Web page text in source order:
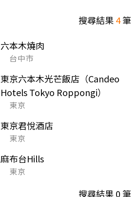
搜尋結果4筆
六本木燒肉
台中市
東京六本木光芒飯店（Candeo
Hotels Tokyo Roppongi）
東京
東京君悅酒店
東京
麻布台Hills
東京
搜尋結果0筆